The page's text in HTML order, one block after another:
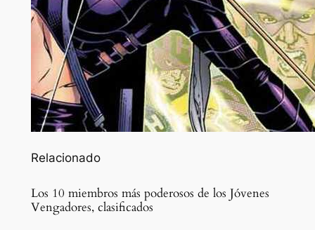
Relacionado
Los 10 miembros más poderosos de los Jóvenes
Vengadores, clasificados